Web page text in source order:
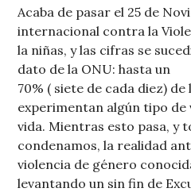
Acaba de pasar el 25 de
internacional contra la
la niñas, y las cifras se
dato de la ONU: hasta un
70% ( siete de cada diez) de
experimentan algún tipo de
vida. Mientras esto pasa, y
condenamos, la realidad
violencia de género
levantando un sin fin de